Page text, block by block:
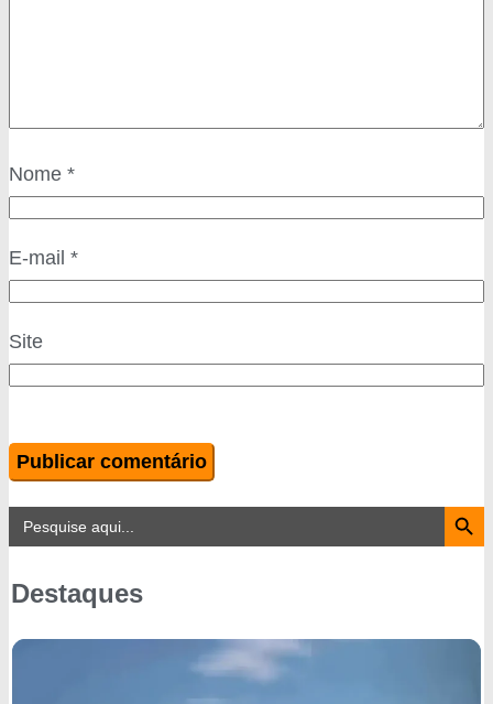
Nome *
E-mail *
Site
Search
for:
Search Button
Destaques